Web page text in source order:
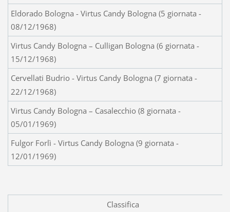
Eldorado Bologna - Virtus Candy Bologna (5 giornata -
08/12/1968)
Virtus Candy Bologna – Culligan Bologna (6 giornata -
15/12/1968)
Cervellati Budrio - Virtus Candy Bologna (7 giornata -
22/12/1968)
Virtus Candy Bologna – Casalecchio (8 giornata -
05/01/1969)
Fulgor Forlì - Virtus Candy Bologna (9 giornata -
12/01/1969)
Classifica